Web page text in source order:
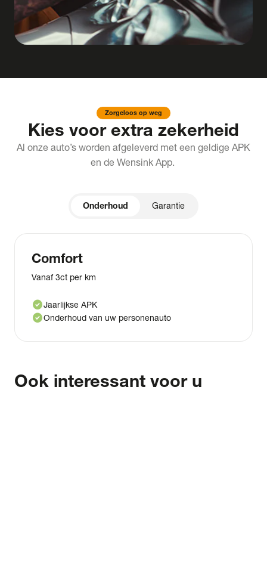
Zorgeloos op weg
Kies voor extra zekerheid
Al onze auto’s worden afgeleverd met een geldige APK
en de Wensink App.
Onderhoud Garantie
Comfort
Vanaf 3ct per km
check_circleJaarlijkse APK
check_circleOnderhoud van uw personenauto
Ook interessant voor u